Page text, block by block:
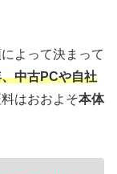
よって決まって
中古PCや自社
はおおよそ本体